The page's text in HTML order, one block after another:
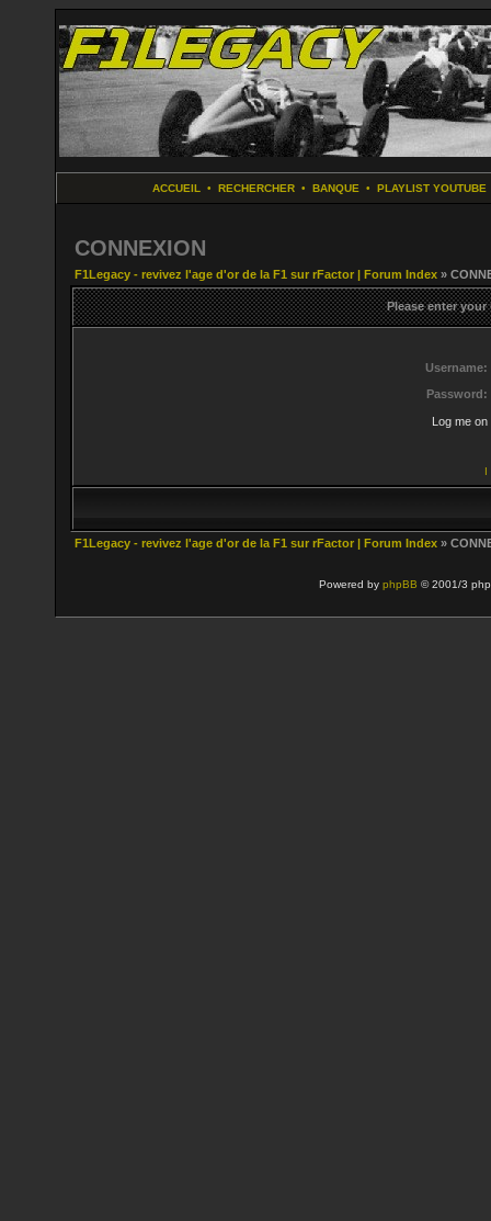
ACCUEIL • RECHERCHER• BANQUE • PLAYLIST YOUTUBE
CONNEXION
F1Legacy - revivez l'age d'or de la F1 sur rFactor | Forum Index »
Please enter
Username:
Password:
Log me
I
F1Legacy - revivez l'age d'or de la F1 sur rFactor | Forum Index »
Powered by phpBB © 2001/3